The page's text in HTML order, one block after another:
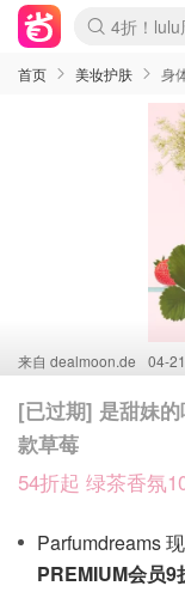
Boticinal
4折！
还没结束
Joybuy变
速领！
疑似霸哥
Zalando
Moncler
Coach
首页 美妆护肤 身
来自 dealmoon.de 04-
[已过期] 是甜妹
款草莓
54折起 绿茶香氛
Parfumdreams
PREMIUM会员9